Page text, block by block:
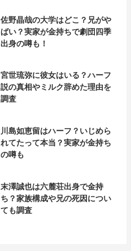
佐野晶哉の大学はどこ？兄がや
ばい？実家が金持ちで劇団四季
出身の噂も！
宮世琉弥に彼女はいる？ハーフ
説の真相やミルク辞めた理由を
調査
川島如恵留はハーフ？いじめら
れてたって本当？実家が金持ち
の噂も
末澤誠也は六麓荘出身で金持
ち？家族構成や兄の死因につい
ても調査